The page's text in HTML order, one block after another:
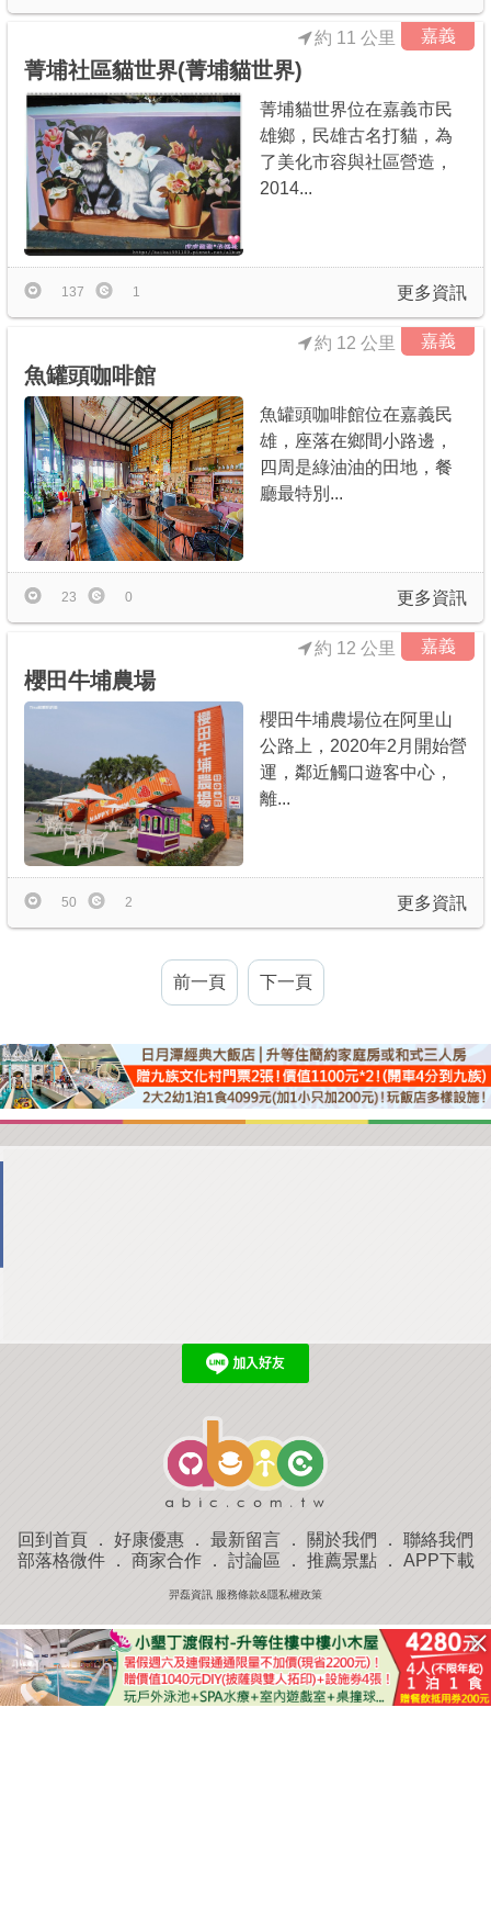
嘉義
約 11 公里
菁埔社區貓世界(菁埔貓世界)
菁埔貓世界位在嘉義市民
雄鄉，民雄古名打貓，為
了美化市容與社區營造，
2014...
更多資訊
137 1
嘉義
約 12 公里
魚罐頭咖啡館
魚罐頭咖啡館位在嘉義民
雄，座落在鄉間小路邊，
四周是綠油油的田地，餐
廳最特別...
更多資訊
23 0
嘉義
約 12 公里
櫻田牛埔農場
櫻田牛埔農場位在阿里山
公路上，2020年2月開始營
運，鄰近觸口遊客中心，
離...
更多資訊
50 2
前一頁 下一頁
回到首頁 ． 好康優惠 ． 最新留言 ． 關於我們 ． 聯絡我們
部落格微件． 商家合作． 討論區 ． 推薦景點． APP下載
羿磊資訊 服務條款&隱私權政策